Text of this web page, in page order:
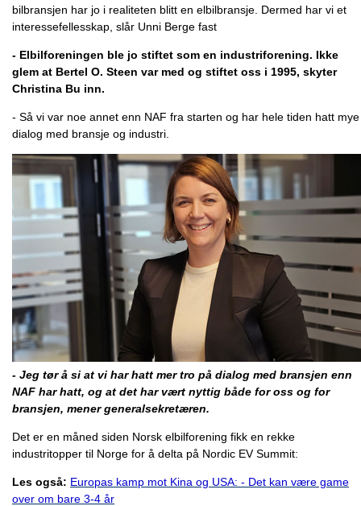
bilbransjen har jo i realiteten blitt en elbilbransje. Dermed har vi et
interessefellesskap, slår Unni Berge fast
- Elbilforeningen ble jo stiftet som en industriforening. Ikke
glem at Bertel O. Steen var med og stiftet oss i 1995, skyter
Christina Bu inn.
- Så vi var noe annet enn NAF fra starten og har hele tiden hatt mye
dialog med bransje og industri.
- Jeg tør å si at vi har hatt mer tro på dialog med bransjen enn
NAF har hatt, og at det har vært nyttig både for oss og for
bransjen, mener generalsekretæren.
Det er en måned siden Norsk elbilforening fikk en rekke
industritopper til Norge for å delta på Nordic EV Summit:
Les også: Europas kamp mot Kina og USA: - Det kan være game
over om bare 3-4 år